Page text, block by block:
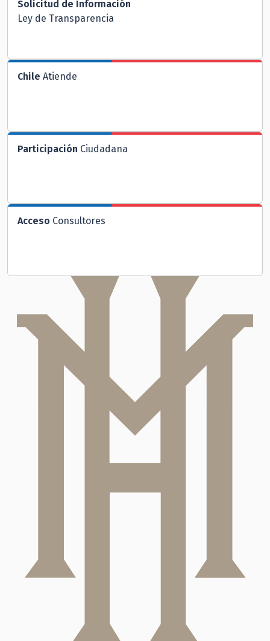
Solicitud de Información
Ley de Transparencia
Chile Atiende
Participación Ciudadana
Acceso Consultores